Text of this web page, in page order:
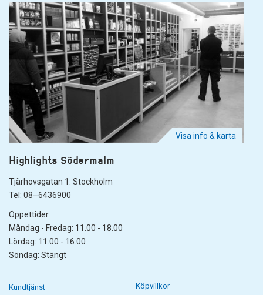
Visa info & karta
Highlights Södermalm
Tjärhovsgatan 1. Stockholm
Tel: 08–6436900
Öppettider
Måndag - Fredag: 11.00 - 18.00
Lördag: 11.00 - 16.00
Söndag: Stängt
Kundtjänst
Köpvillkor